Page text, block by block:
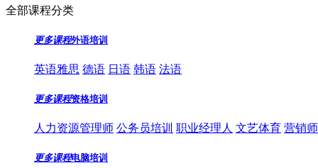
全部课程分类
更多课程外语培训
英语雅思 德语 日语 韩语 法语
更多课程资格培训
人力资源管理师 公务员培训 职业经理人 文艺体育 营销
更多课程电脑培训